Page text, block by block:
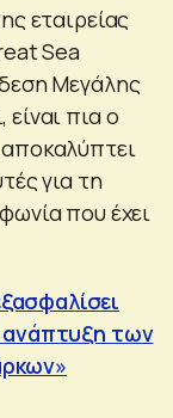
εταιρείας
Sea
Μεγάλης
πια ο
για τη
που έχει
ανάπτυξη των